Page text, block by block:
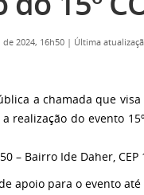
2024, 16h50 | Última
a chamada que
realização do evento
– Bairro Ide Daher, CEP
apoio para o evento